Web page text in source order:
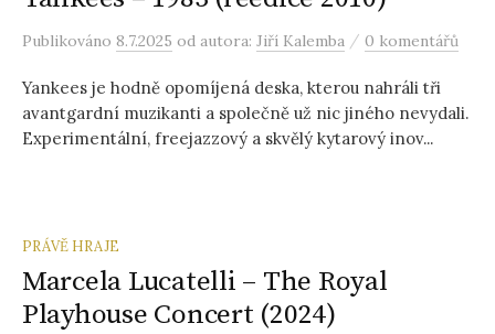
Publikováno 8.7.2025 od autora: Jiří Kalemba / 0 komentářů
Yankees je hodně opomíjená deska, kterou nahráli tři
avantgardní muzikanti a společně už nic jiného nevydali.
Experimentální, freejazzový a skvělý kytarový inov...
PRÁVĚ HRAJE
Marcela Lucatelli – The Royal
Playhouse Concert (2024)